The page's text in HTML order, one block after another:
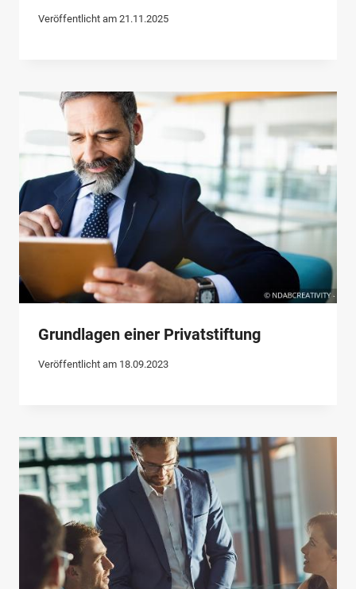
Veröffentlicht am 21.11.2025
Grundlagen einer Privatstiftung
Veröffentlicht am 18.09.2023